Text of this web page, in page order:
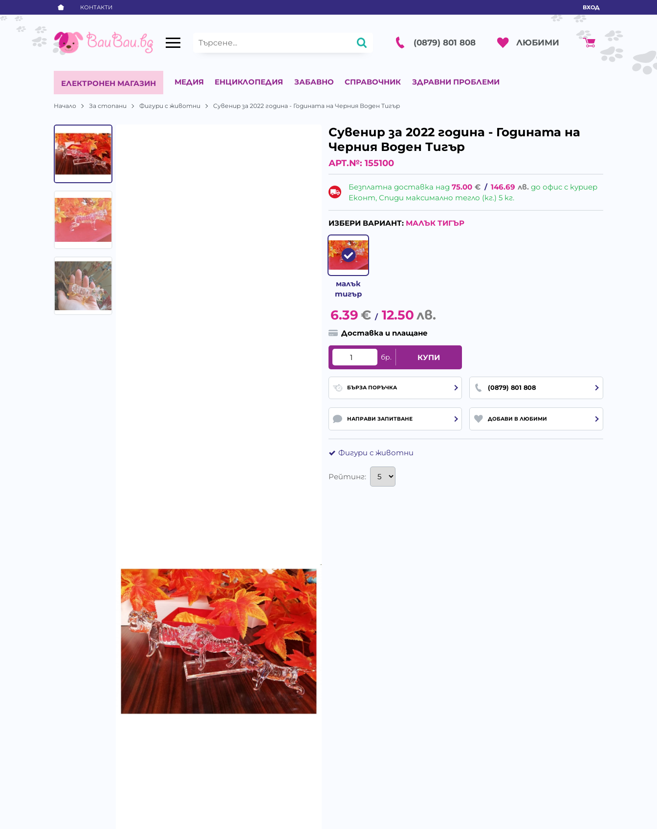
КОНТАКТИ ВХОД
(0879) 801 808 ЛЮБИМИ
ЕЛЕКТРОНЕН МАГАЗИН МЕДИЯ ЕНЦИКЛОПЕДИЯ ЗАБАВНО СПРАВОЧНИК ЗДРАВНИ ПРОБЛЕМИ
Начало За стопани Фигури с животни Сувенир за 2022 година - Годината на Черния Воден Тигър
Сувенир за 2022 година - Годината на
Черния Воден Тигър
АРТ.№: 155100
Безплатна доставка над75.00 € / 146.69 лв. до офис с куриер
Еконт, Спиди максимално тегло (кг.) 5 кг.
ИЗБЕРИ ВАРИАНТ: МАЛЪК ТИГЪР
малък
тигър
6.39€ / 12.50лв.
Доставка и плащане
бр. КУПИ
БЪРЗА ПОРЪЧКА (0879) 801 808
НАПРАВИ ЗАПИТВАНЕ ДОБАВИ В ЛЮБИМИ
Фигури с животни
Рейтинг: